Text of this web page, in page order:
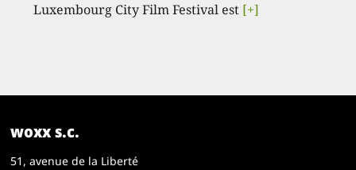
Luxembourg City Film Festival est [+]
woxx s.c.
51, avenue de la Liberté